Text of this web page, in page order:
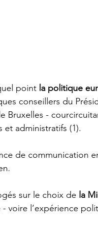
point la politique
conseillers du
Bruxelles -
et administratifs (1).
de communication
sur le choix de la
- voire l’expérience